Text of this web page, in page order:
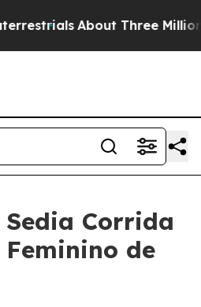
About Three Million
Corrida
de